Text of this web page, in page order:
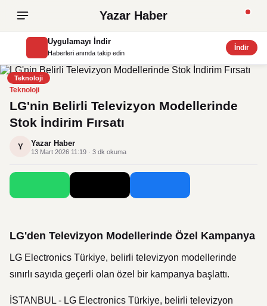
Yazar Haber
Uygulamayı İndir
Haberleri anında takip edin
İndir
Teknoloji
Teknoloji
LG'nin Belirli Televizyon Modellerinde
Stok İndirim Fırsatı
Y Yazar Haber
13 Mart 2026 11:19 · 3 dk okuma
LG'den Televizyon Modellerinde Özel Kampanya
LG Electronics Türkiye, belirli televizyon modellerinde
sınırlı sayıda geçerli olan özel bir kampanya başlattı.
İSTANBUL - LG Electronics Türkiye, belirli televizyon